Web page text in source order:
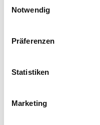
Trigger Symbol ändern
Informationen
können
bestimmten
Erfahren Sie mehr
Notwendig
Präferenzen
Statistiken
Marketing